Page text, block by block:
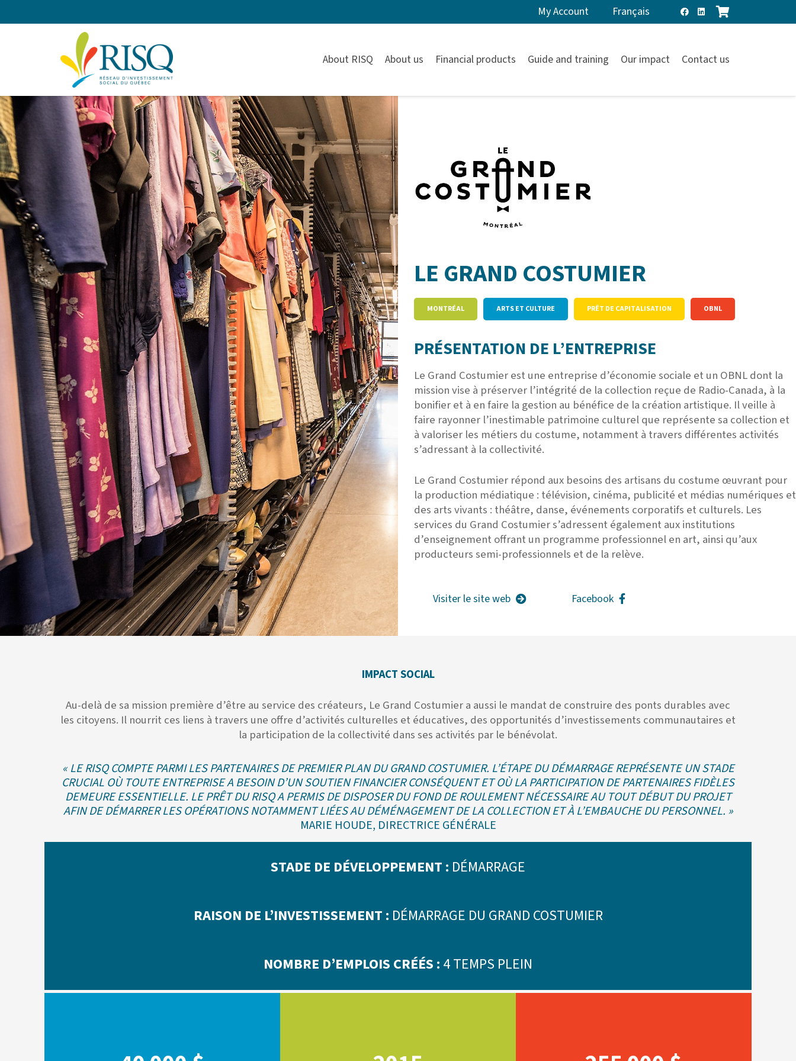
My Account Français
About RISQ About us Financial products Guide and training Our impact Contact us
LE GRAND COSTUMIER
MONTRÉAL ARTS ET CULTURE PRÊT DE CAPITALISATION OBNL
PRÉSENTATION DE L’ENTREPRISE
Le Grand Costumier est une entreprise d’économie sociale et un OBNL dont la
mission vise à préserver l’intégrité de la collection reçue de Radio-Canada, à la
bonifier et à en faire la gestion au bénéfice de la création artistique. Il veille à
faire rayonner l’inestimable patrimoine culturel que représente sa collection et
à valoriser les métiers du costume, notamment à travers différentes activités
s’adressant à la collectivité.
Le Grand Costumier répond aux besoins des artisans du costume œuvrant pour
la production médiatique : télévision, cinéma, publicité et médias numériques et
des arts vivants : théâtre, danse, événements corporatifs et culturels. Les
services du Grand Costumier s’adressent également aux institutions
d’enseignement offrant un programme professionnel en art, ainsi qu’aux
producteurs semi-professionnels et de la relève.
Visiter le site web Facebook
IMPACT SOCIAL
Au-delà de sa mission première d’être au service des créateurs, Le Grand Costumier a aussi le mandat de construire des ponts durables avec
les citoyens. Il nourrit ces liens à travers une offre d’activités culturelles et éducatives, des opportunités d’investissements communautaires et
la participation de la collectivité dans ses activités par le bénévolat.
« LE RISQ COMPTE PARMI LES PARTENAIRES DE PREMIER PLAN DU GRAND COSTUMIER. L’ÉTAPE DU DÉMARRAGE REPRÉSENTE UN STADE
CRUCIAL OÙ TOUTE ENTREPRISE A BESOIN D’UN SOUTIEN FINANCIER CONSÉQUENT ET OÙ LA PARTICIPATION DE PARTENAIRES FIDÈLES
DEMEURE ESSENTIELLE. LE PRÊT DU RISQ A PERMIS DE DISPOSER DU FOND DE ROULEMENT NÉCESSAIRE AU TOUT DÉBUT DU PROJET
AFIN DE DÉMARRER LES OPÉRATIONS NOTAMMENT LIÉES AU DÉMÉNAGEMENT DE LA COLLECTION ET À L’EMBAUCHE DU PERSONNEL. »
MARIE HOUDE, DIRECTRICE GÉNÉRALE
STADE DE DÉVELOPPEMENT : DÉMARRAGE
RAISON DE L’INVESTISSEMENT : DÉMARRAGE DU GRAND COSTUMIER
NOMBRE D’EMPLOIS CRÉÉS : 4 TEMPS PLEIN